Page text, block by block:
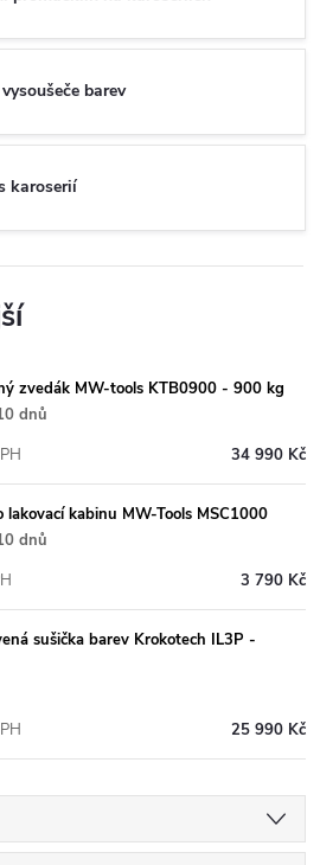
barev
karoserií
zvedák MW-tools KTB0900 - 900 kg
dnů
34 990 Kč
kabinu MW-Tools MSC1000
dnů
3 790 Kč
sušička barev Krokotech IL3P -
25 990 Kč